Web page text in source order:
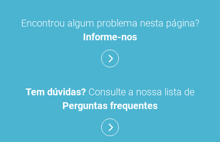
Encontrou algum problema nesta página?
Informe-nos
Tem dúvidas? Consulte a nossa lista de
Perguntas frequentes